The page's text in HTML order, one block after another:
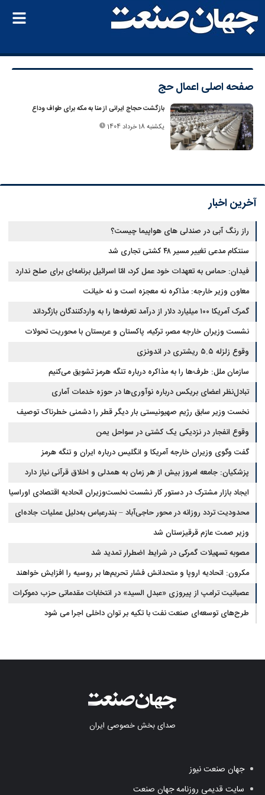
صفحه اصلیاعمال حج
بازگشت حجاج ایرانی از منا به مکه برای طواف وداع
یکشنبه 18 خرداد 1404
آخرین اخبار
راز رنگ آبی در صندلی های هواپیما چیست؟
سنتکام مدعی تغییر مسیر ۴۸ کشتی تجاری شد
فیدان: حماس به تعهدات خود عمل کرد، امّا اسرائیل برنامه‌ای برای صلح ندارد
معاون وزیر خارجه: مذاکره نه معجزه است و نه خیانت
گمرک آمریکا ۱۰۰ میلیارد دلار از درآمد تعرفه‌ها را به واردکنندگان بازگرداند
نشست وزیران خارجه مصر، ترکیه، پاکستان و عربستان با محوریت تحولات
منطقه
وقوع زلزله ۵.۵ ریشتری در اندونزی
سازمان ملل: طرف‌ها را به مذاکره درباره تنگه هرمز تشویق می‌کنیم
تبادل‌نظر اعضای بریکس درباره نوآوری‌ها در حوزه خدمات آماری
نخست وزیر سابق رژیم صهیونیستی بار دیگر قطر را دشمنی خطرناک توصیف
کردوقوع انفجار در نزدیکی یک کشتی در سواحل یمن
گفت وگوی وزیران خارجه آمریکا و انگلیس درباره ایران و تنگه هرمز
پزشکیان: جامعه امروز بیش از هر زمان به همدلی و اخلاق قرآنی نیاز دارد
ایجاد بازار مشترک در دستور کار نشست نخست‌وزیران اتحادیه اقتصادی اوراسیا
محدودیت تردد روزانه در محور حاجی‌آباد – بندرعباس به‌دلیل عملیات جاده‌ای
وزیر صمت عازم قرقیزستان شد
مصوبه تسهیلات گمرکی در شرایط اضطرار تمدید شد
مکرون: اتحادیه اروپا و متحدانش فشار تحریم‌ها بر روسیه را افزایش خواهند
دادعصبانیت ترامپ از پیروزی «عبدل السید» در انتخابات مقدماتی حزب دموکرات
در میشیگان
طرح‌های توسعه‌ای صنعت نفت با تکیه بر توان داخلی اجرا می شود
صدای بخش خصوصی ایران
جهان صنعت نیوز
سایت قدیمی روزنامه جهان صنعت